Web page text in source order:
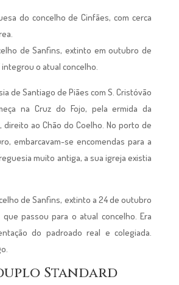
do concelho de Cinfães, com cerca
de Sanfins, extinto em outubro de
o atual concelho.
de Santiago de Piães com S. Cristóvão
na Cruz do Fojo, pela ermida da
direito ao Chão do Coelho. No porto de
embarcavam-se encomendas para a
muito antiga, a sua igreja existia
de Sanfins, extinto a 24 de outubro
passou para o atual concelho. Era
do padroado real e colegiada.
Standard